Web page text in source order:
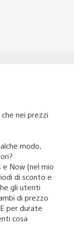
nei prezzi
modo,
e Now (nel mio
di sconto e
gli utenti
di prezzo
per durate
cosa